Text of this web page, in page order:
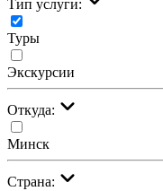
Тип услуги:
Туры
Экскурсии
Откуда:
Минск
Страна: